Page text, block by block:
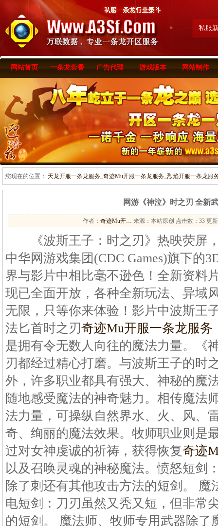
私服
网站首页 一条龙套餐 广告代理 游戏版本 网站制作
您现在的位置： 天龙开服一条龙服务_奇迹Mu开服一条龙服务_烈焰开服一条龙服
网游《神泣》时之刃 全新
作者： 奇迹Mu开… 来源：本站原创 点击数： 33 更
《波斯王子：时之刃》热映荧屏
中华网游戏集团(CDC Games)旗下的
界与影片中相比毫不逊色！全新资料
现已全面开放，各种全新玩法、异域
无限，只等你来体验！影片中波斯王
法匕首时之刃奇迹Mu开服一条龙服务
是拥有令无数人向往的魔法力量。《
刃都经过精心打磨。与波斯王子的时
外，许多职业都具有强大、神秘的魔
随地感受魔法的神奇魅力。相传魔法
法力量，可操纵自然界水、火、风、
奇、绚丽的魔法效果。牧师职业则是
过对女神虔诚的祈祷，获得恢复奇迹
以及召唤灵魂的神秘魔法。愤怒短剑
除了刺还有其他攻击方法的短剑。 魔
电短剑：刀刃虽然又秃又短，但非常
的短剑。 魔法师、牧师专用武器除了